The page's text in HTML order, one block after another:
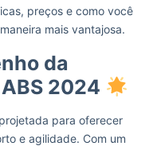
preços e como você
mais vantajosa.
da
2024
para oferecer
e agilidade. Com um